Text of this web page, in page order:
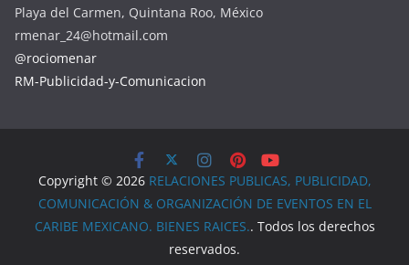
Playa del Carmen, Quintana Roo, México
rmenar_24@hotmail.com
@rociomenar
RM-Publicidad-y-Comunicacion
Copyright © 2026 RELACIONES PUBLICAS, PUBLICIDAD,
COMUNICACIÓN & ORGANIZACIÓN DE EVENTOS EN EL
CARIBE MEXICANO. BIENES RAICES.. Todos los derechos
reservados.